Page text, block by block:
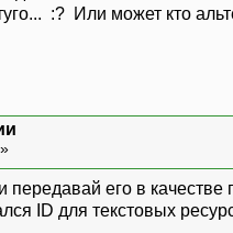
:? Или может кто
его в
ID для текстовых